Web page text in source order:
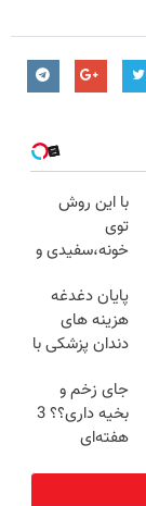
با این روش
توی
خونه،سفیدی و
برگردون
(40%off)
پایان دغدغه
هزینه های
دندان پزشکی با
کننده خانگی
جای زخم و
بخیه داری؟؟ 3
هفته‌ای